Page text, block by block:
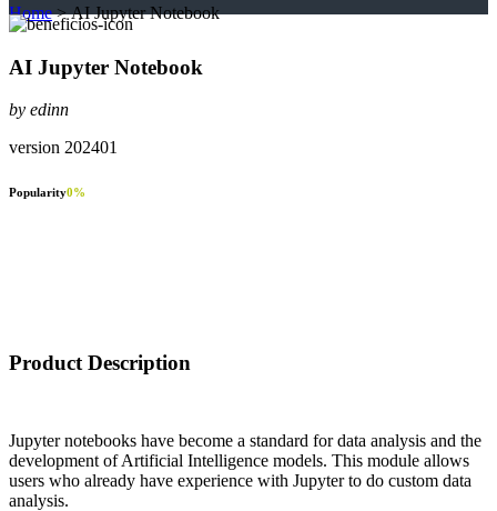
Home>AI Jupyter Notebook
AI Jupyter Notebook
by edinn
version 202401
Popularity0%
Product Description
Jupyter notebooks have become a standard for data analysis and the
development of Artificial Intelligence models. This module allows
users who already have experience with Jupyter to do custom data
analysis.